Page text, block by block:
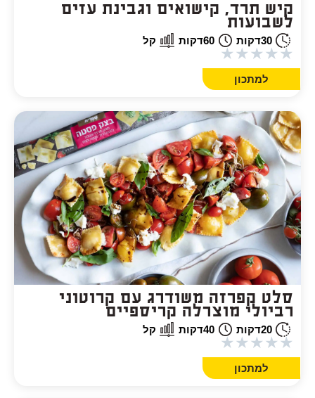
קיש תרד, קישואים וגבינת עזים
לשבועות
30דקות 60דקות קל
★
★
★
★
★
למתכון
סלט קפרזה משודרג עם קרוטוני
רביולי מוצרלה קריספיים
20דקות 40דקות קל
★
★
★
★
★
למתכון